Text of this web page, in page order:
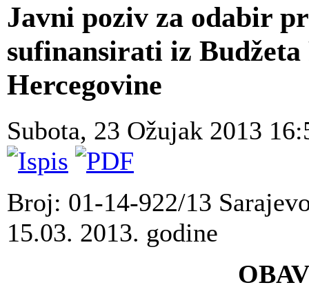
Javni poziv za odabir
sufinansirati iz Budžeta
Hercegovine
Subota, 23 Ožujak 2013
Broj: 01-14-922/13
15.03. 2013. godine